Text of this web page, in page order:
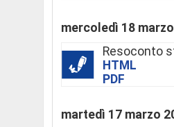
mercoledì 18
Resoconto
HTML
PDF
martedì 17 marzo